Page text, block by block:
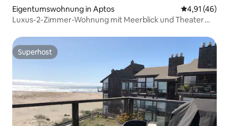
Eigentumswohnung in Aptos
4,91 (46)
Luxus-2-Zimmer-Wohnung mit Meerblick und Theater
Superhost
Superhost